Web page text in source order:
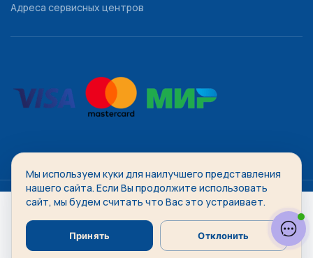
Адреса сервисных центров
WATCHDIVISION 2014-2026 Все права защищены.
Мы используем куки для наилучшего представления
нашего сайта. Если Вы продолжите использовать
сайт, мы будем считать что Вас это устраивает.
Принять Отклонить